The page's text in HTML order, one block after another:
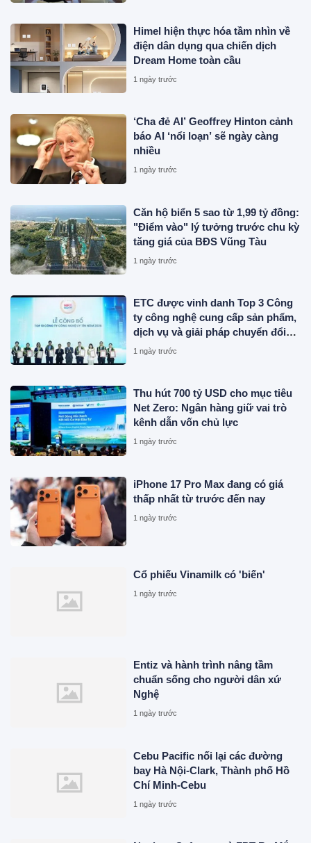
Himel hiện thực hóa tầm nhìn về
điện dân dụng qua chiến dịch
Dream Home toàn cầu
1 ngày trước
‘Cha đẻ AI’ Geoffrey Hinton cảnh
báo AI ‘nổi loạn’ sẽ ngày càng
nhiều
1 ngày trước
Căn hộ biển 5 sao từ 1,99 tỷ đồng:
"Điểm vào" lý tưởng trước chu kỳ
tăng giá của BĐS Vũng Tàu
1 ngày trước
ETC được vinh danh Top 3 Công
ty công nghệ cung cấp sản phẩm,
dịch vụ và giải pháp chuyển đổi
số uy tín năm 2026
1 ngày trước
Thu hút 700 tỷ USD cho mục tiêu
Net Zero: Ngân hàng giữ vai trò
kênh dẫn vốn chủ lực
1 ngày trước
iPhone 17 Pro Max đang có giá
thấp nhất từ trước đến nay
1 ngày trước
Cổ phiếu Vinamilk có 'biến'
1 ngày trước
Entiz và hành trình nâng tầm
chuẩn sống cho người dân xứ
Nghệ
1 ngày trước
Cebu Pacific nối lại các đường
bay Hà Nội-Clark, Thành phố Hồ
Chí Minh-Cebu
1 ngày trước